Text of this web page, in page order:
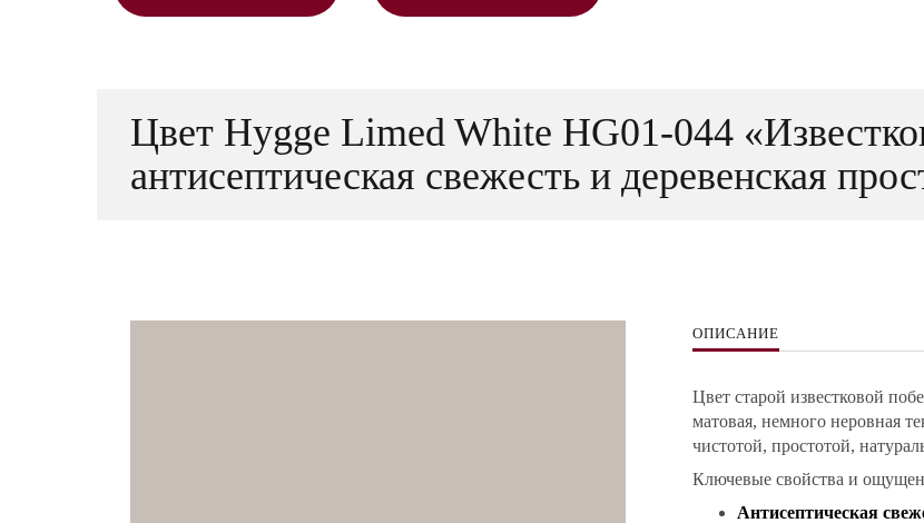
Цвет Hygge Limed White HG01-044
антисептическая свежесть и деревенская
ОПИСАНИЕ
Цвет старой известковой
матовая, немного неровная
чистотой, простотой,
Ключевые свойства и
Антисептическая